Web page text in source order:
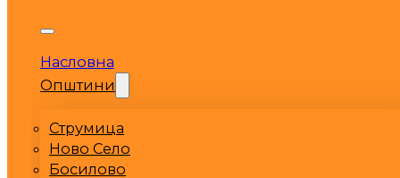
Насловна
Општини
Струмица
Ново Село
Босилово